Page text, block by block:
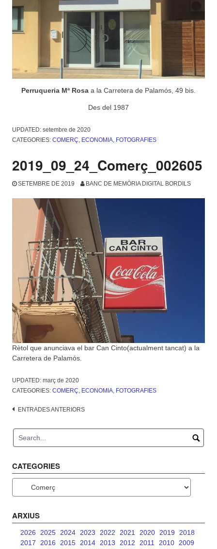
Perruqueria Mª Rosa a la Carretera de Palamós, 49 bis.
Des del 1987
UPDATED: setembre de 2020
CATEGORIES: COMERÇ, ECONOMIA, FOTOGRAFIES
2019_09_24_Comerç_002605
SETEMBRE DE 2019 BANC DE MEMÒRIA DIGITAL BORDILS
Rètol que anunciava el bar Can Cinto(actualment tancat) a la
Carretera de Palamós.
UPDATED: març de 2020
CATEGORIES: COMERÇ, ECONOMIA, FOTOGRAFIES
Navegació
ENTRADES ANTERIORS
CATEGORIES
ARXIUS
2026 2025 2024 2023 2022 2021 2020 2019
2018
2017
2016 2015 2014 2013 2012 2011 2010
2009